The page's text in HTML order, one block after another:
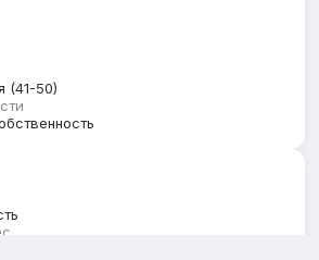
(41-50)